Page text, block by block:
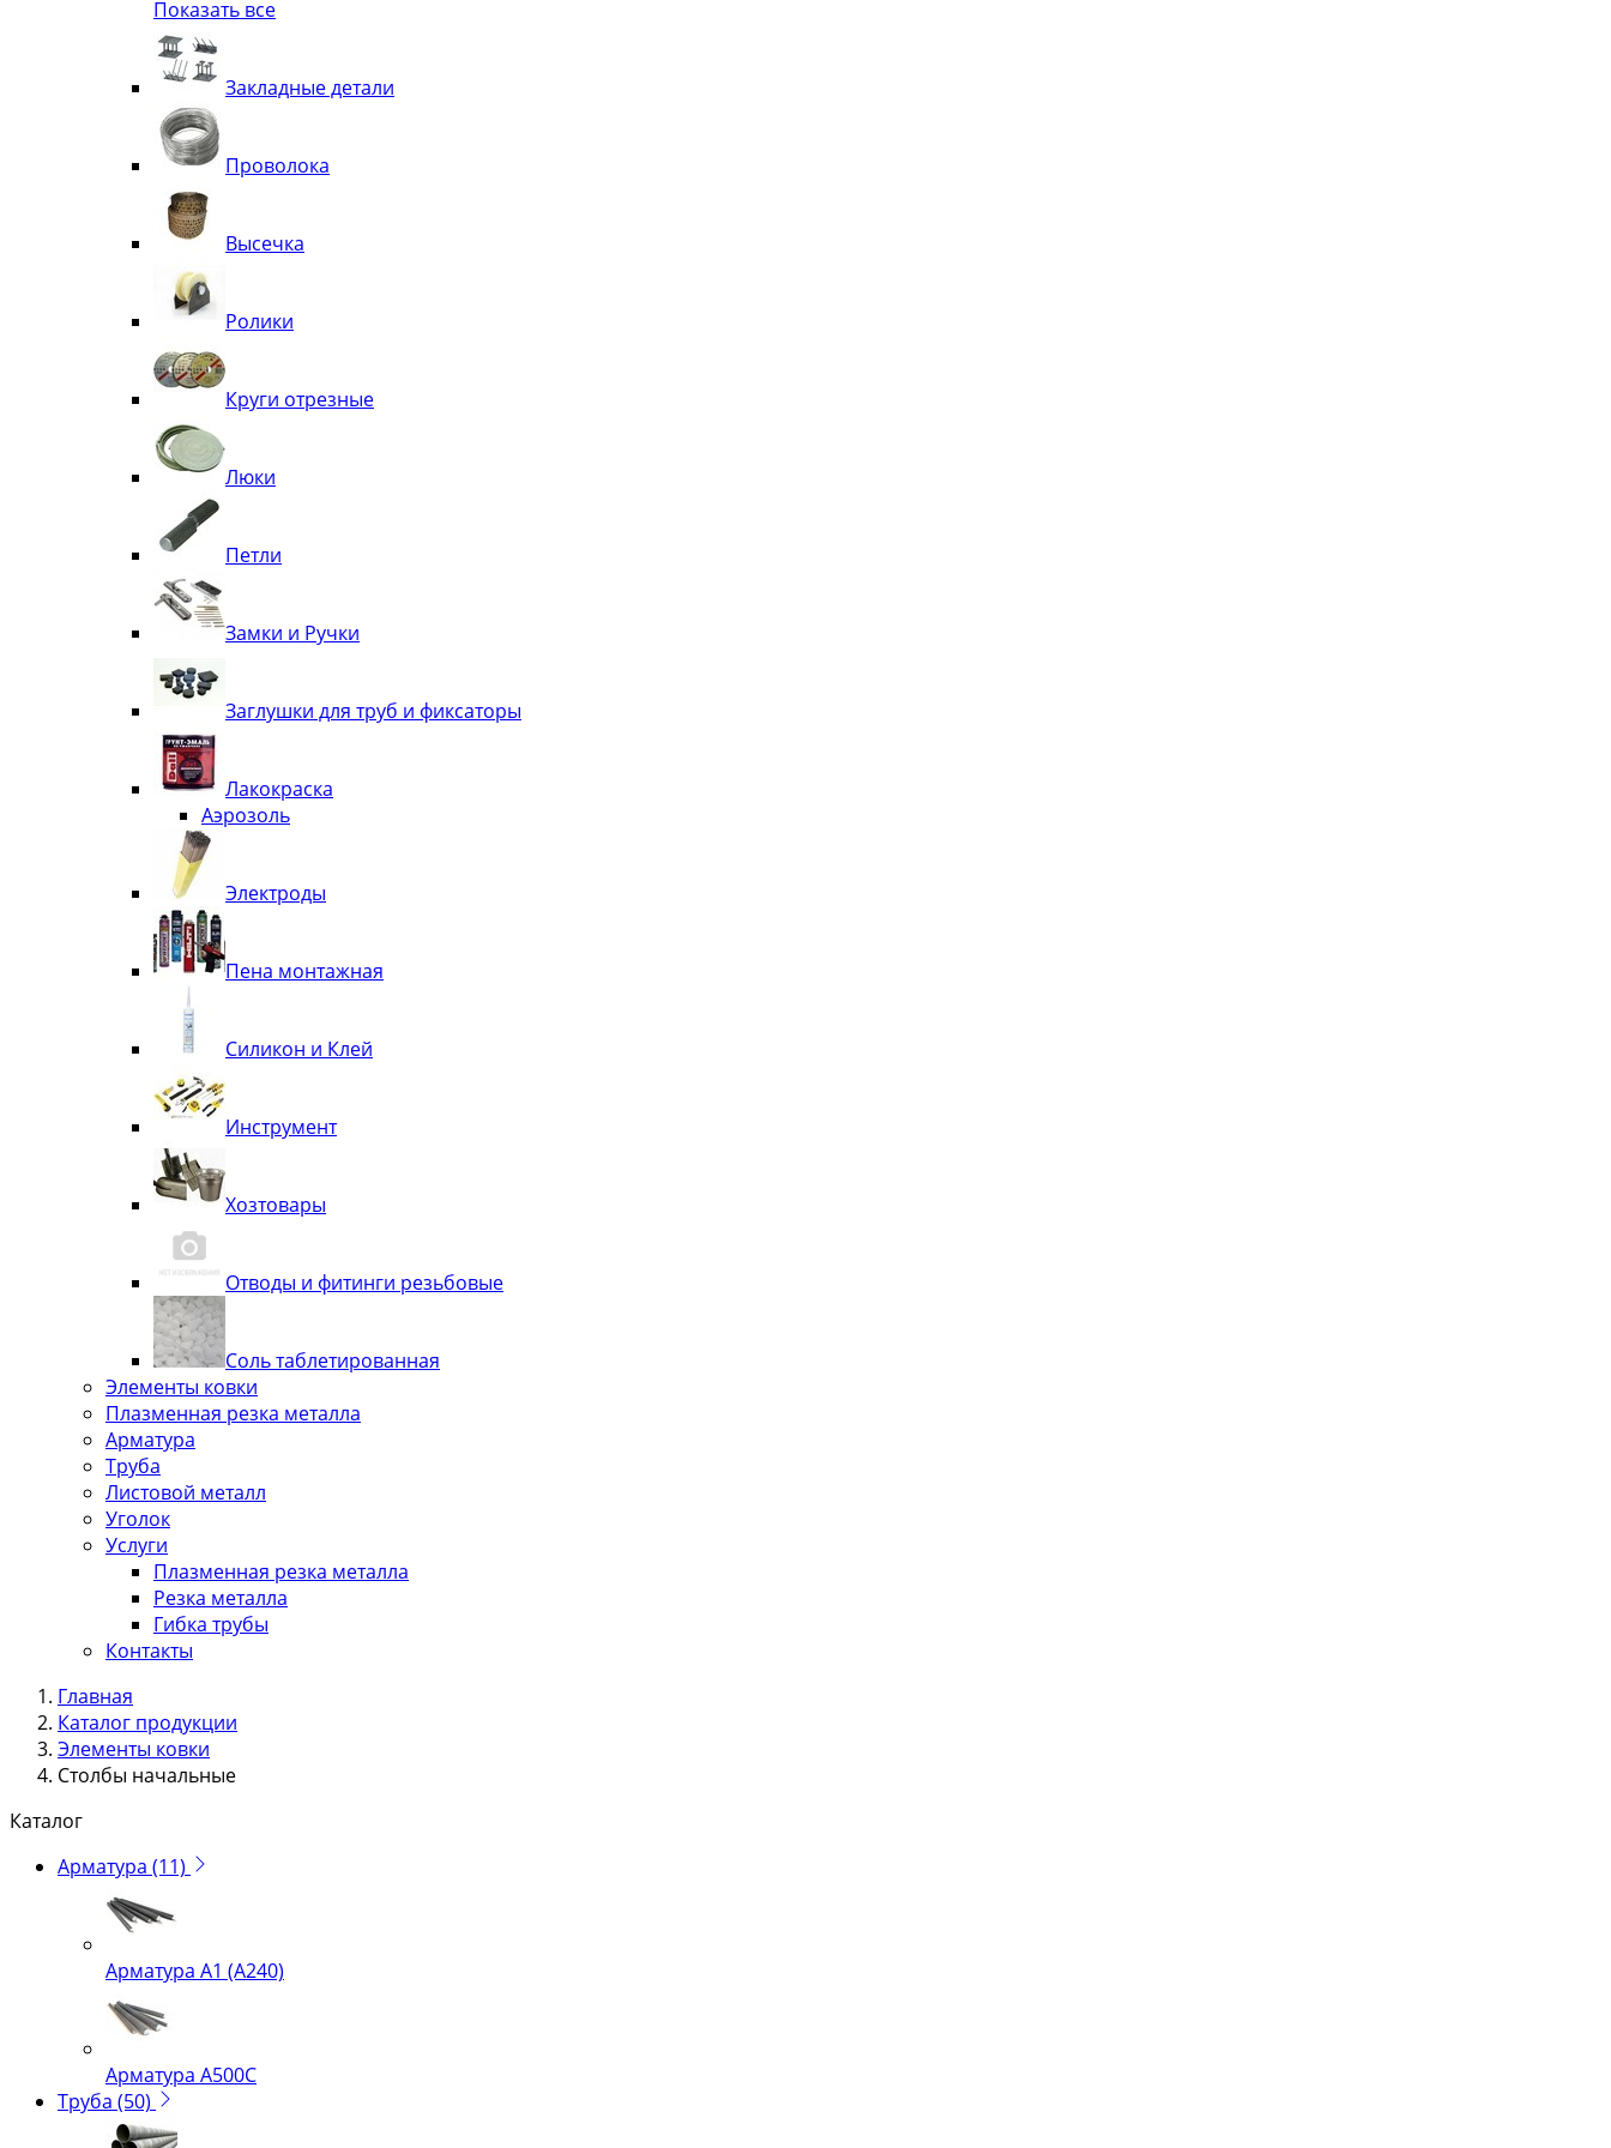
Квадрат
Труба декоративная
Элементы орнамента из квадрата, трубы
Узоры
Лавки
Показать все
Закладные детали
Проволока
Высечка
Ролики
Круги отрезные
Люки
Петли
Замки и Ручки
Заглушки для труб и фиксаторы
Лакокраска
Аэрозоль
Электроды
Пена монтажная
Силикон и Клей
Инструмент
Хозтовары
Отводы и фитинги резьбовые
Соль таблетированная
Элементы ковки
Плазменная резка металла
Арматура
Труба
Листовой металл
Уголок
Услуги
Плазменная резка металла
Резка металла
Гибка трубы
Контакты
Главная
Каталог продукции
Элементы ковки
Столбы начальные
Каталог
Арматура (11)
Арматура А1 (А240)
Арматура А500С
Труба (50)